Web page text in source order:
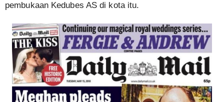
pembukaan Kedubes AS di kota itu.